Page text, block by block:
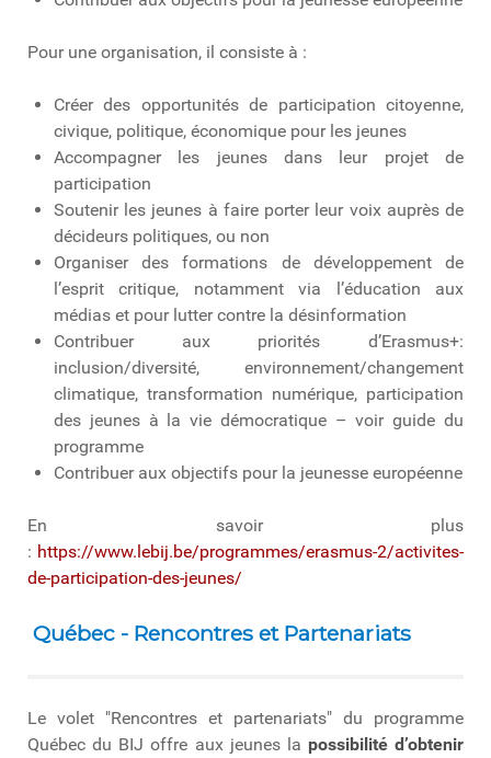
Pour une organisation, il consiste à :
Créer des opportunités de participation citoyenne,
civique, politique, économique pour les jeunes
Accompagner les jeunes dans leur projet de
participation
Soutenir les jeunes à faire porter leur voix auprès de
décideurs politiques, ou non
Organiser des formations de développement de
l’esprit critique, notamment via l’éducation aux
médias et pour lutter contre la désinformation
Contribuer aux priorités d’Erasmus+:
inclusion/diversité, environnement/changement
climatique, transformation numérique, participation
des jeunes à la vie démocratique – voir guide du
programme
Contribuer aux objectifs pour la jeunesse européenne
En savoir plus
: https://www.lebij.be/programmes/erasmus-2/activites-
de-participation-des-jeunes/
Québec - Rencontres et Partenariats
Le volet "Rencontres et partenariats" du programme
Québec du BIJ offre aux jeunes la possibilité d’obtenir